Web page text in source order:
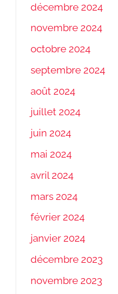
décembre 2024
novembre 2024
octobre 2024
septembre 2024
août 2024
juillet 2024
juin 2024
mai 2024
avril 2024
mars 2024
février 2024
janvier 2024
décembre 2023
novembre 2023